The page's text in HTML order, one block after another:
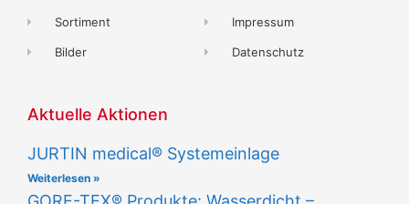
Sortiment
Bilder
Impressum
Datenschutz
Aktuelle Aktionen
JURTIN medical® Systemeinlage
Weiterlesen »